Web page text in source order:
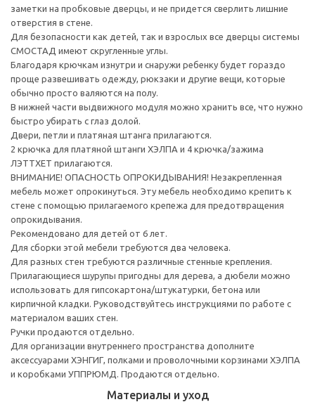
заметки на пробковые дверцы, и не придется сверлить лишние
отверстия в стене.
Для безопасности как детей, так и взрослых все дверцы системы
СМОСТАД имеют скругленные углы.
Благодаря крючкам изнутри и снаружи ребенку будет гораздо
проще развешивать одежду, рюкзаки и другие вещи, которые
обычно просто валяются на полу.
В нижней части выдвижного модуля можно хранить все, что нужно
быстро убирать с глаз долой.
Двери, петли и платяная штанга прилагаются.
2 крючка для платяной штанги ХЭЛПА и 4 крючка/зажима
ЛЭТТХЕТ прилагаются.
ВНИМАНИЕ! ОПАСНОСТЬ ОПРОКИДЫВАНИЯ! Незакрепленная
мебель может опрокинуться. Эту мебель необходимо крепить к
стене с помощью прилагаемого крепежа для предотвращения
опрокидывания.
Рекомендовано для детей от 6 лет.
Для сборки этой мебели требуются два человека.
Для разных стен требуются различные стенные крепления.
Прилагающиеся шурупы пригодны для дерева, а дюбели можно
использовать для гипсокартона/штукатурки, бетона или
кирпичной кладки. Руководствуйтесь инструкциями по работе с
материалом ваших стен.
Ручки продаются отдельно.
Для организации внутреннего пространства дополните
аксессуарами ХЭНГИГ, полками и проволочными корзинами ХЭЛПА
и коробками УППРЮМД. Продаются отдельно.
Материалы и уход